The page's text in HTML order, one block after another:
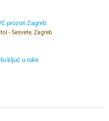
prozori Zagreb
- Sesvete, Zagreb
ključ u ruke